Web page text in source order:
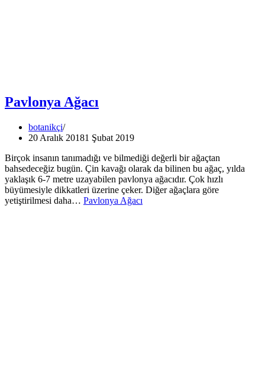
Pavlonya Ağacı
botanikçi
20 Aralık 20181 Şubat 2019
Birçok insanın tanımadığı ve bilmediği değerli bir ağaçtan
bahsedeceğiz bugün. Çin kavağı olarak da bilinen bu ağaç, yılda
yaklaşık 6-7 metre uzayabilen pavlonya ağacıdır. Çok hızlı
büyümesiyle dikkatleri üzerine çeker. Diğer ağaçlara göre
yetiştirilmesi daha… Pavlonya Ağacı